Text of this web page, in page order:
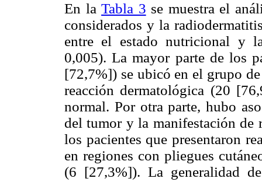
En laTabla 3 se muestra el
considerados y la
entre el estado nutricional y
0,005). La mayor parte de los
[72,7%]) se ubicó en el grupo
reacción dermatológica (20
normal. Por otra parte, hubo
del tumor y la manifestación de
los pacientes que presentaron
en regiones con pliegues
(6 [27,3%]). La generalidad